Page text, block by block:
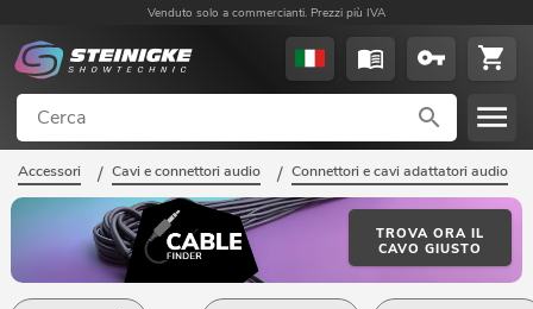
Venduto solo a commercianti. Prezzi più IVA
Accessori / Cavi e connettori audio / Connettori e cavi adattatori audio
/
TROVA ORA IL
CAVO GIUSTO